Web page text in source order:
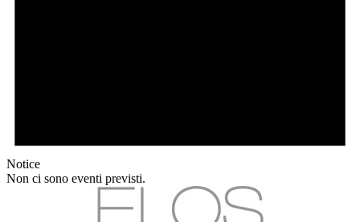
Notice
Non ci sono eventi previsti.